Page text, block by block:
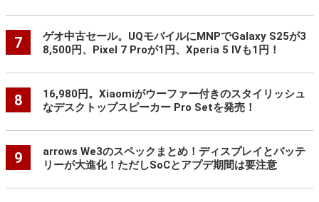
7
ゲオ中古セール。UQモバイルにMNPでGalaxy S25が3
8,500円、Pixel 7 Proが1円、Xperia 5 IVも1円！
8
16,980円。Xiaomiがウーファー付きのスタイリッシュ
なデスクトップスピーカー Pro Setを発売！
9
arrows We3のスペックまとめ！ディスプレイとバッテ
リーが大進化！ただしSoCとアプデ期間は要注意